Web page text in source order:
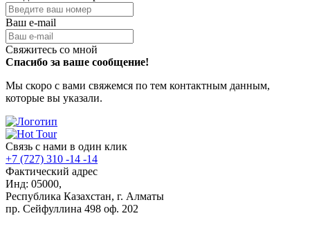
Ваш e-mail
Свяжитесь со мной
Спасибо за ваше сообщение!
Мы скоро с вами свяжемся по тем контактным данным,
которые вы указали.
Связь с нами в один клик
+7 (727) 310 -14 -14
Фактический адрес
Инд: 05000,
Республика Казахстан, г. Алматы
пр. Сейфуллина 498 оф. 202